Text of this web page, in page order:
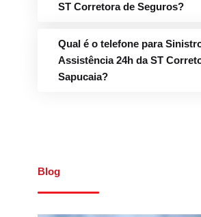
ST Corretora de Seguros?
Qual é o telefone para
Assistência 24h da ST
Sapucaia?
Blog